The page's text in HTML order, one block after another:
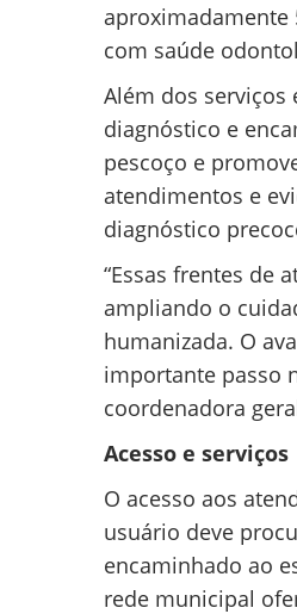
aproximadamente
com saúde
Além dos serviços
diagnóstico e
pescoço e
atendimentos e
diagnóstico
“Essas frentes de
ampliando o
humanizada. O
importante passo
coordenadora
Acesso e serviços
O acesso aos
usuário deve
encaminhado ao
rede municipal